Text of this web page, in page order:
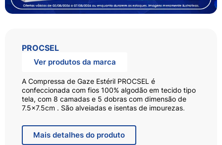
PROCSEL
Ver produtos da marca
A Compressa de Gaze Estéril PROCSEL é
confeccionada com fios 100% algodão em tecido tipo
tela, com 8 camadas e 5 dobras com dimensão de
7,5x7,5cm . São alvejadas e isentas de impurezas,
alvejantes ópticos. A esterilização é feita por feixe de
elétrons, radiação gama ou por óxido de etileno.
Mais detalhes do produto